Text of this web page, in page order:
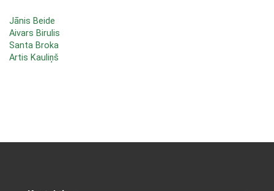
Jānis Beide
Aivars Birulis
Santa Broka
Artis Kauliņš